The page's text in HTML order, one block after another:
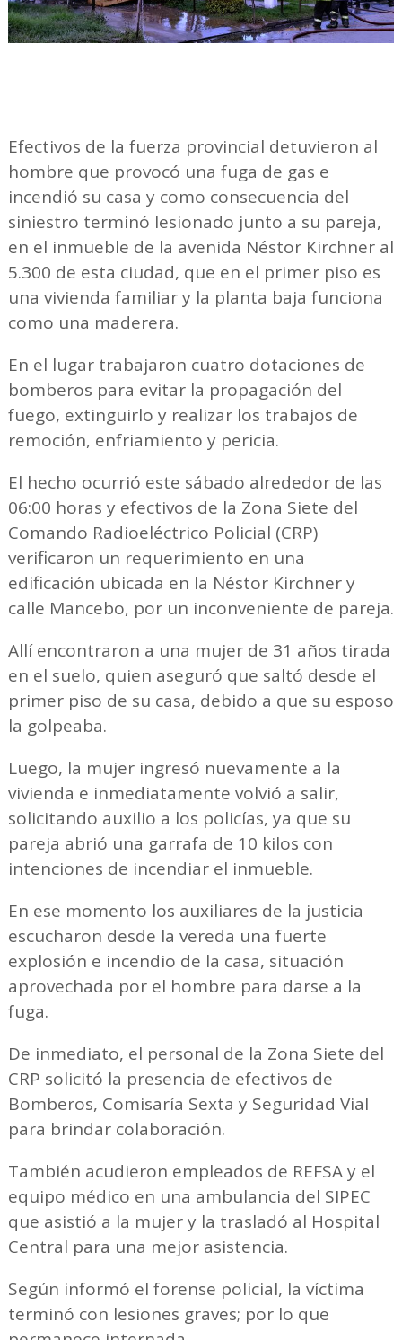
Efectivos de la fuerza provincial detuvieron al
hombre que provocó una fuga de gas e
incendió su casa y como consecuencia del
siniestro terminó lesionado junto a su pareja,
en el inmueble de la avenida Néstor Kirchner al
5.300 de esta ciudad, que en el primer piso es
una vivienda familiar y la planta baja funciona
como una maderera.
En el lugar trabajaron cuatro dotaciones de
bomberos para evitar la propagación del
fuego, extinguirlo y realizar los trabajos de
remoción, enfriamiento y pericia.
El hecho ocurrió este sábado alrededor de las
06:00 horas y efectivos de la Zona Siete del
Comando Radioeléctrico Policial (CRP)
verificaron un requerimiento en una
edificación ubicada en la Néstor Kirchner y
calle Mancebo, por un inconveniente de pareja.
Allí encontraron a una mujer de 31 años tirada
en el suelo, quien aseguró que saltó desde el
primer piso de su casa, debido a que su esposo
la golpeaba.
Luego, la mujer ingresó nuevamente a la
vivienda e inmediatamente volvió a salir,
solicitando auxilio a los policías, ya que su
pareja abrió una garrafa de 10 kilos con
intenciones de incendiar el inmueble.
En ese momento los auxiliares de la justicia
escucharon desde la vereda una fuerte
explosión e incendio de la casa, situación
aprovechada por el hombre para darse a la
fuga.
De inmediato, el personal de la Zona Siete del
CRP solicitó la presencia de efectivos de
Bomberos, Comisaría Sexta y Seguridad Vial
para brindar colaboración.
También acudieron empleados de REFSA y el
equipo médico en una ambulancia del SIPEC
que asistió a la mujer y la trasladó al Hospital
Central para una mejor asistencia.
Según informó el forense policial, la víctima
terminó con lesiones graves; por lo que